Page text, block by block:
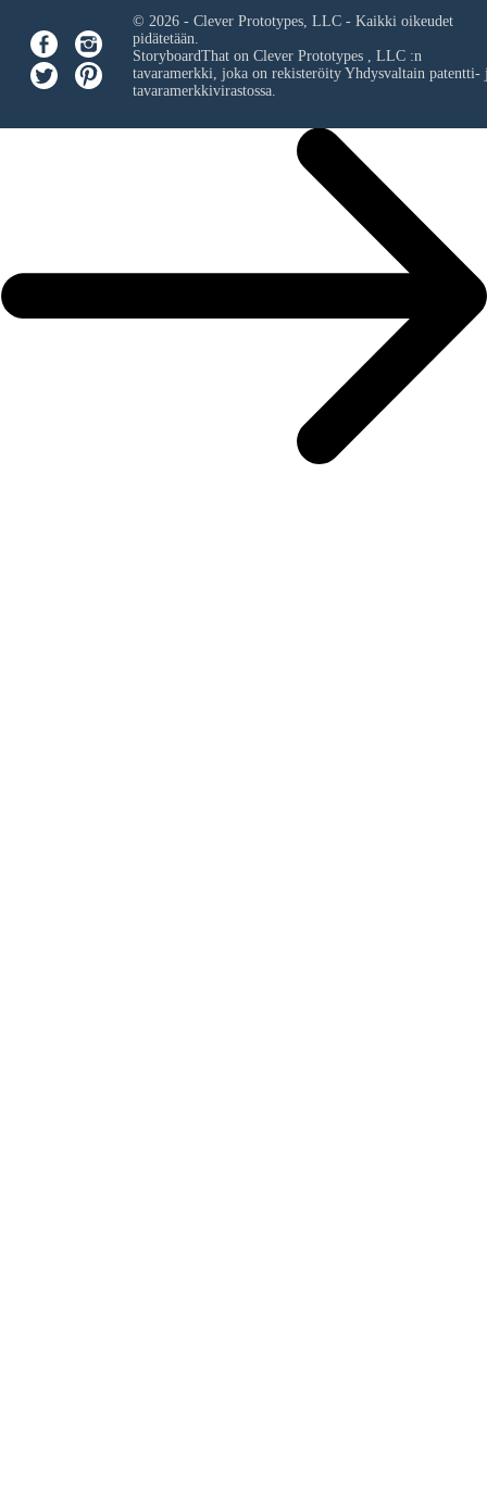
© 2026 - Clever Prototypes, LLC - Kaikki oikeudet
pidätetään.
StoryboardThat on Clever Prototypes , LLC:n
tavaramerkki, joka on rekisteröity Yhdysvaltain patentti-
tavaramerkkivirastossa.